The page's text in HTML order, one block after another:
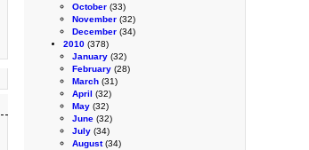
October (33)
November (32)
December (34)
2010 (378)
January (32)
February (28)
March (31)
April (32)
May (32)
June (32)
July (34)
August(34)